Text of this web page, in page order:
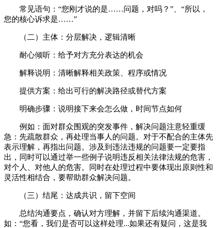
常见语句：“您刚才说的是……问题，对吗？”、“所以，
您的核心诉求是……”
（二）主体：分层解决，逻辑清晰
耐心倾听：给予对方充分表达的机会
解释说明：清晰解释相关政策、程序或情况
提供方案：给出可行的解决路径或替代方案
明确步骤：说明接下来会怎么做，时间节点如何
例如：面对群众围观的突发事件，解决问题注意轻重缓
急：先疏散群众，再处理当事人的问题。对于不配合的主体先
表示理解，再指出问题。涉及到违法违规的问题要一定要指
出，同时可以通过举一些例子说明违反相关法律法规的危害，
对个人、对他人的危害。同时在处理过程中要体现出原则性和
灵活性相结合，要帮助群众解决问题。
（三）结尾：达成共识，留下空间
总结沟通要点，确认对方理解，并留下后续沟通渠道。
如：“您看，我们是否可以这样处理...如果还有疑问，这是我